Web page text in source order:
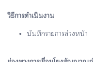
วิธีการดำเนินงาน
บันทึกรายการล่วงหน้า